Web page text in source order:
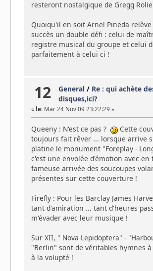
resteront nostalgique de Gregg
Quoiqu'il en soit Arnel Pineda relève
succès un double défi : celui de
registre musical du groupe et celui
parfaitement à celui ci !
12 General / Re : qui achète
disques,ici?
« le:Mar 24 Nov 09 23:22:29 »
Queeny : N'est ce pas ?
Cette
toujours fait rêver ... lorsque arrive
platine le monument "Foreplay -
c'est une envolée d'émotion avec en
fameuse arrivée des soucoupes
présentes sur cette couverture !
Firefly : Pour les Barclay James
tant d'amiration ... tant d'heures
m'évader avec leur musique !
Sur XII, " Nova Lepidoptera" -
"Berlin" sont de véritables hymnes
à la volupté !